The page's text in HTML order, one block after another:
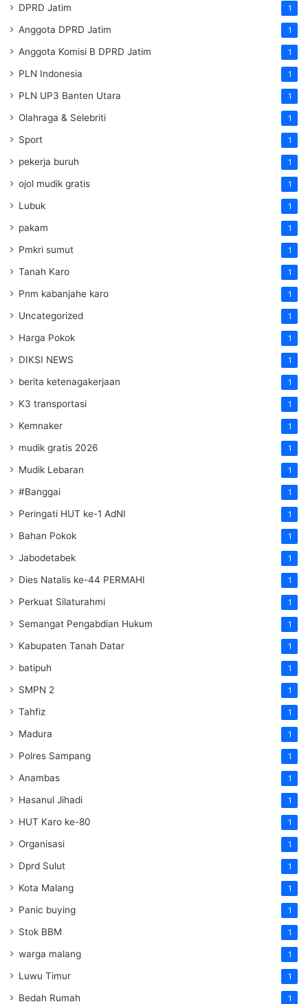
DPRD Jatim 1
Anggota DPRD Jatim 1
Anggota Komisi B DPRD Jatim 1
PLN Indonesia 1
PLN UP3 Banten Utara 1
Olahraga & Selebriti 1
Sport 1
pekerja buruh 1
ojol mudik gratis 1
Lubuk 1
pakam 1
Pmkri sumut 1
Tanah Karo 1
Pnm kabanjahe karo 1
Uncategorized 1
Harga Pokok 1
DIKSI NEWS 1
berita ketenagakerjaan 1
K3 transportasi 1
Kemnaker 1
mudik gratis 2026 1
Mudik Lebaran 1
#Banggai 1
Peringati HUT ke-1 AdNI 1
Bahan Pokok 1
Jabodetabek 1
Dies Natalis ke-44 PERMAHI 1
Perkuat Silaturahmi 1
Semangat Pengabdian Hukum 1
Kabupaten Tanah Datar 1
batipuh 1
SMPN 2 1
Tahfiz 1
Madura 1
Polres Sampang 1
Anambas 1
Hasanul Jihadi 1
HUT Karo ke-80 1
Organisasi 1
Dprd Sulut 1
Kota Malang 1
Panic buying 1
Stok BBM 1
warga malang 1
Luwu Timur 1
Bedah Rumah 1